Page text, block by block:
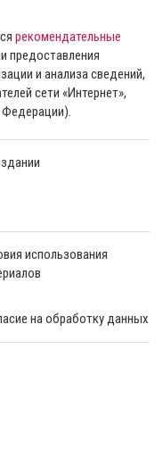
рекомендательные
предоставления
и анализа сведений,
сети «Интернет»,
использования
на обработку данных